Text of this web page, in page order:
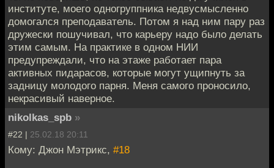
институте, моего одногруппника недвусмысленно
домогался преподаватель. Потом я над ним пару раз
дружески пошучивал, что карьеру надо было делать
этим самым. На практике в одном НИИ
предупреждали, что на этаже работает пара
активных пидарасов, которые могут ущипнуть за
задницу молодого парня. Меня самого проносило,
некрасивый наверное.
nikolkas_spb »
#22 | 25.02.18 20:11
Кому: Джон Мэтрикс, #18